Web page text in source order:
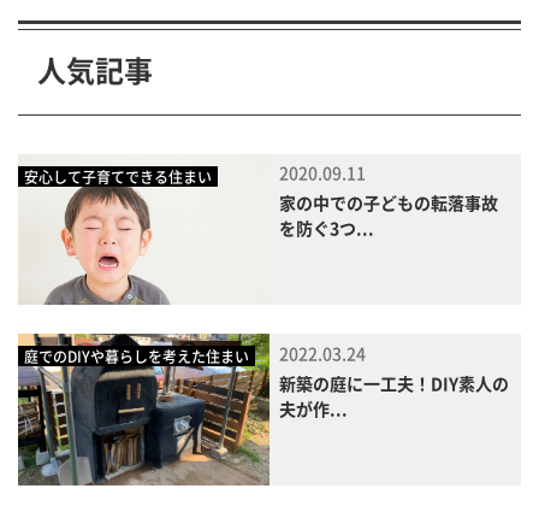
人気記事
安心して子育てできる住まい
2020.09.11
家の中での子どもの転落事故
を防ぐ3つ...
庭でのDIYや暮らしを考えた住まい
2022.03.24
新築の庭に一工夫！DIY素人の
夫が作...